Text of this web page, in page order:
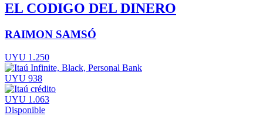
EL CODIGO DEL DINERO
RAIMON SAMSÓ
UYU 1.250
UYU 938
UYU 1.063
Disponible